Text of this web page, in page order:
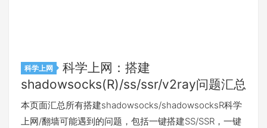
科学上网
科学上网：搭建
shadowsocks(R)/ss/ssr/v2ray问题汇总
本页面汇总所有搭建shadowsocks/shadowsocksR科学
上网/翻墙可能遇到的问题，包括一键搭建SS/SSR，一键